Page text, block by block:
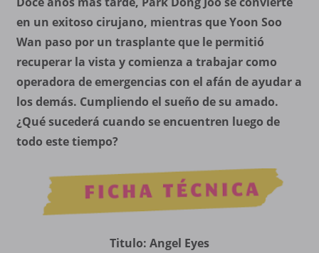
en un exitoso cirujano, mientras que Yoon Soo
Wan paso por un trasplante que le permitió
recuperar la vista y comienza a trabajar como
operadora de emergencias con el afán de ayudar a
los demás. Cumpliendo el sueño de su amado.
¿Qué sucederá cuando se encuentren luego de
todo este tiempo?
Titulo: Angel Eyes